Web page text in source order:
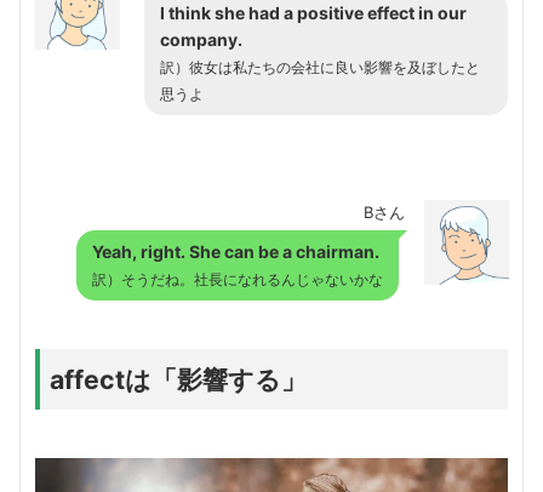
I think she had a positive effect in our
company.
訳）彼女は私たちの会社に良い影響を及ぼしたと
思うよ
Bさん
Yeah, right. She can be a chairman.
訳）そうだね。社長になれるんじゃないかな
affectは「影響する」